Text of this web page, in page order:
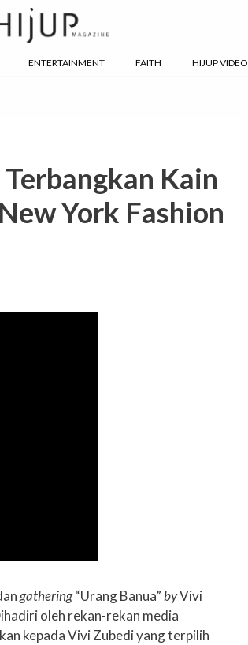
ENTERTAINMENT FAITH HIJUP VIDEO
Kain
York Fashion
gathering“Urang Banua”byVivi
oleh rekan-rekan media
kepada Vivi Zubedi yang terpilih